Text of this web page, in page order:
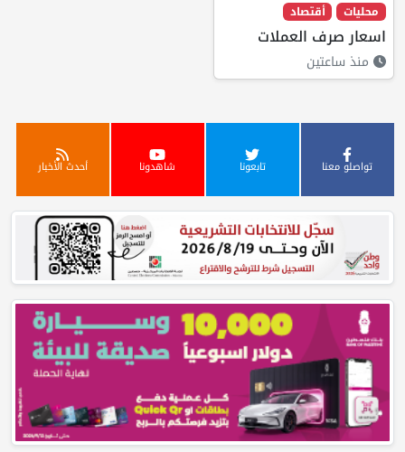
محليات أقتصاد
اسعار صرف العملات
منذ ساعتين
تواصلو معنا تابعونا شاهدونا أحدث الأخبار